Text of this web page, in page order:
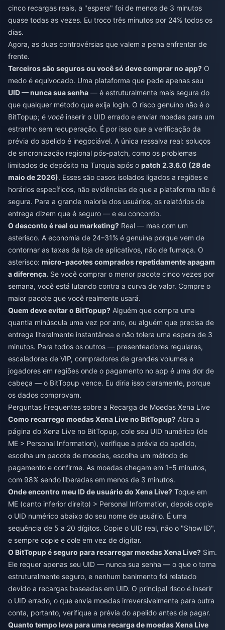
cinco recargas reais, a "espera" foi de menos de 3 minutos
quase todas as vezes. Eu troco três minutos por 24% todos os
dias.
Agora, as duas controvérsias que valem a pena enfrentar de
frente.
Terceiros são seguros ou você só deve comprar no app? O
medo é equivocado. Uma plataforma que pede apenas seu
UID — nunca sua senha — é estruturalmente mais segura do
que qualquer método que exija login. O risco genuíno não é o
BitTopup; é você inserir o UID errado e enviar moedas para um
estranho sem recuperação. É por isso que a verificação da
prévia do apelido é inegociável. A única ressalva real: soluços
de sincronização regional pós-patch, como os problemas
limitados de depósito na Turquia após o patch 2.3.6.0 (28 de
maio de 2026). Esses são casos isolados ligados a regiões e
horários específicos, não evidências de que a plataforma não é
segura. Para a grande maioria dos usuários, os relatórios de
entrega dizem que é seguro — e eu concordo.
O desconto é real ou marketing? Real — mas com um
asterisco. A economia de 24–31% é genuína porque vem de
contornar as taxas da loja de aplicativos, não de fumaça. O
asterisco: micro-pacotes comprados repetidamente apagam
a diferença. Se você comprar o menor pacote cinco vezes por
semana, você está lutando contra a curva de valor. Compre o
maior pacote que você realmente usará.
Quem deve evitar o BitTopup? Alguém que compra uma
quantia minúscula uma vez por ano, ou alguém que precisa de
entrega literalmente instantânea e não tolera uma espera de 3
minutos. Para todos os outros — presenteadores regulares,
escaladores de VIP, compradores de grandes volumes e
jogadores em regiões onde o pagamento no app é uma dor de
cabeça — o BitTopup vence. Eu diria isso claramente, porque
os dados comprovam.
Perguntas Frequentes sobre a Recarga de Moedas Xena Live
Como recarrego moedas Xena Live no BitTopup? Abra a
página do Xena Live no BitTopup, cole seu UID numérico (de
ME > Personal Information), verifique a prévia do apelido,
escolha um pacote de moedas, escolha um método de
pagamento e confirme. As moedas chegam em 1–5 minutos,
com 98% sendo liberadas em menos de 3 minutos.
Onde encontro meu ID de usuário do Xena Live? Toque em
ME (canto inferior direito) > Personal Information, depois copie
o UID numérico abaixo do seu nome de usuário. É uma
sequência de 5 a 20 dígitos. Copie o UID real, não o "Show ID",
e sempre copie e cole em vez de digitar.
O BitTopup é seguro para recarregar moedas Xena Live? Sim.
Ele requer apenas seu UID — nunca sua senha — o que o torna
estruturalmente seguro, e nenhum banimento foi relatado
devido a recargas baseadas em UID. O principal risco é inserir
o UID errado, o que envia moedas irreversivelmente para outra
conta, portanto, verifique a prévia do apelido antes de pagar.
Quanto tempo leva para uma recarga de moedas Xena Live